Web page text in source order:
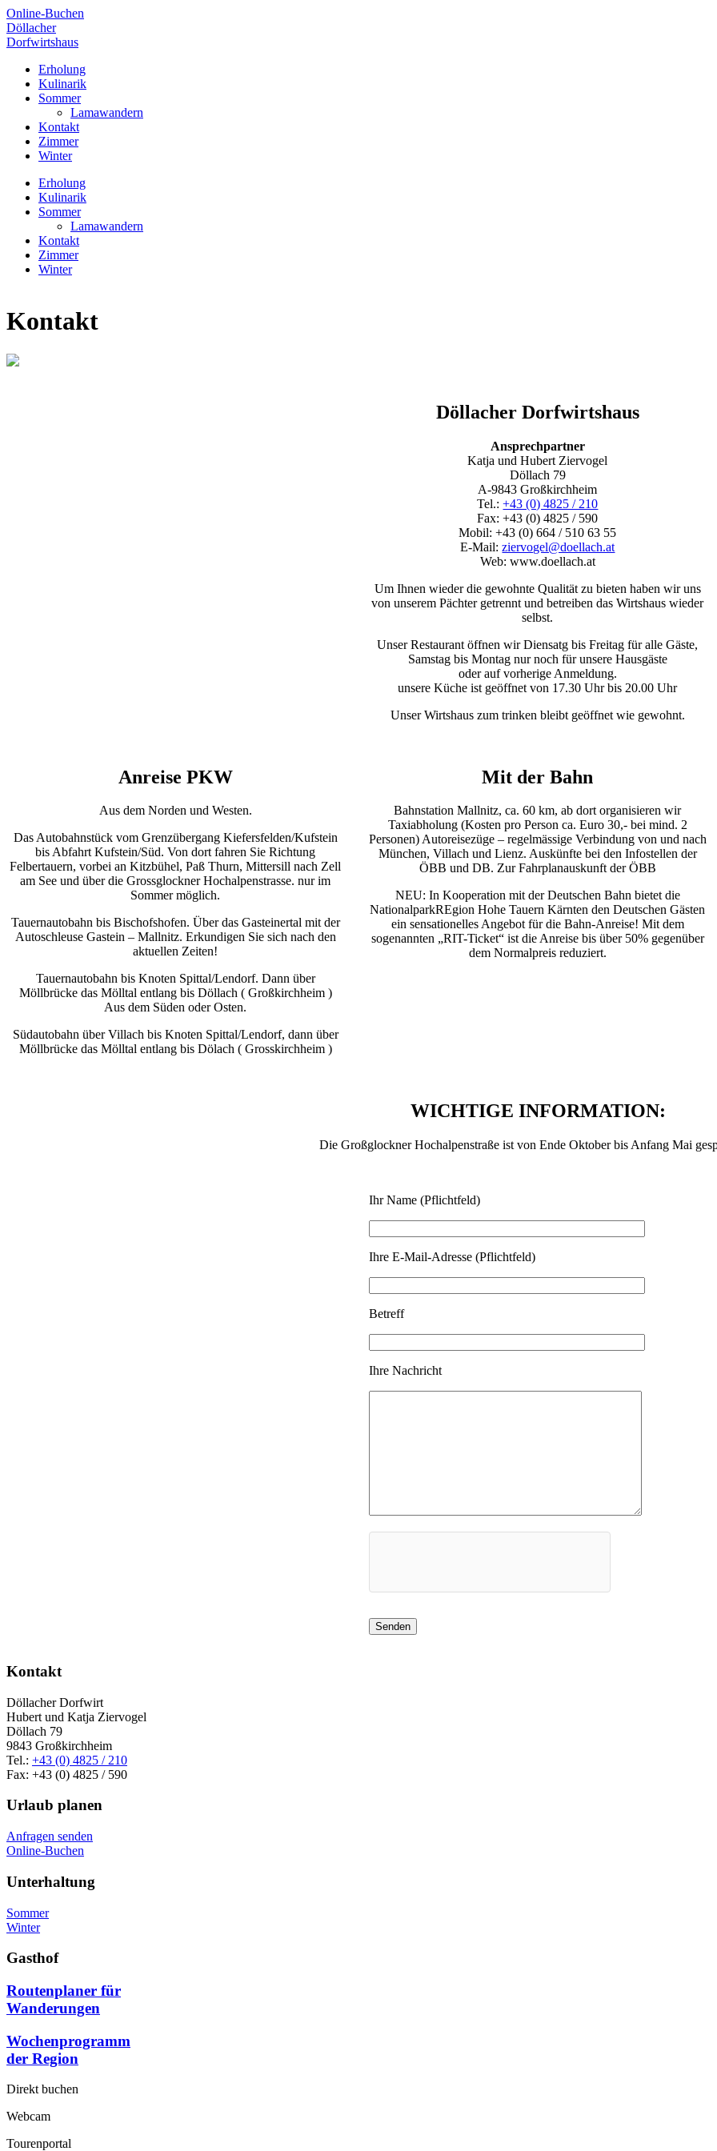
Online-Buchen
Döllacher
Dorfwirtshaus
Erholung
Kulinarik
Sommer
Lamawandern
Kontakt
Zimmer
Winter
Erholung
Kulinarik
Sommer
Lamawandern
Kontakt
Zimmer
Winter
Kontakt
Döllacher Dorfwirtshaus
Ansprechpartner
Katja und Hubert Ziervogel
Döllach 79
A-9843 Großkirchheim
Tel.:+43 (0) 4825 / 210
Fax: +43 (0) 4825 / 590
Mobil: +43 (0) 664 / 510 63 55
E-Mail:ziervogel@doellach.at
Web: www.doellach.at
Um Ihnen wieder die gewohnte Qualität zu bieten haben wir uns
von unserem Pächter getrennt und betreiben das Wirtshaus wieder
selbst.
Unser Restaurant öffnen wir Diensatg bis Freitag für alle Gäste,
Samstag bis Montag nur noch für unsere Hausgäste
oder auf vorherige Anmeldung.
unsere Küche ist geöffnet von 17.30 Uhr bis 20.00 Uhr
Unser Wirtshaus zum trinken bleibt geöffnet wie gewohnt.
Anreise PKW
Aus dem Norden und Westen.
Das Autobahnstück vom Grenzübergang Kiefersfelden/Kufstein
bis Abfahrt Kufstein/Süd. Von dort fahren Sie Richtung
Felbertauern, vorbei an Kitzbühel, Paß Thurn, Mittersill nach Zell
am See und über die Grossglockner Hochalpenstrasse. nur im
Sommer möglich.
Tauernautobahn bis Bischofshofen. Über das Gasteinertal mit der
Autoschleuse Gastein – Mallnitz. Erkundigen Sie sich nach den
aktuellen Zeiten!
Tauernautobahn bis Knoten Spittal/Lendorf. Dann über
Möllbrücke das Mölltal entlang bis Döllach ( Großkirchheim )
Aus dem Süden oder Osten.
Südautobahn über Villach bis Knoten Spittal/Lendorf, dann über
Möllbrücke das Mölltal entlang bis Dölach ( Grosskirchheim )
Mit der Bahn
Bahnstation Mallnitz, ca. 60 km, ab dort organisieren wir
Taxiabholung (Kosten pro Person ca. Euro 30,- bei mind. 2
Personen) Autoreisezüge – regelmässige Verbindung von und nach
München, Villach und Lienz. Auskünfte bei den Infostellen der
ÖBB und DB. Zur Fahrplanauskunft der ÖBB
NEU: In Kooperation mit der Deutschen Bahn bietet die
NationalparkREgion Hohe Tauern Kärnten den Deutschen Gästen
ein sensationelles Angebot für die Bahn-Anreise! Mit dem
sogenannten „RIT-Ticket“ ist die Anreise bis über 50% gegenüber
dem Normalpreis reduziert.
WICHTIGE INFORMATION:
Die Großglockner Hochalpenstraße ist von Ende Oktober bis Anfang Mai
Ihr Name (Pflichtfeld)
Ihre E-Mail-Adresse (Pflichtfeld)
Betreff
Ihre Nachricht
Kontakt
Döllacher Dorfwirt
Hubert und Katja Ziervogel
Döllach 79
9843 Großkirchheim
Tel.: +43 (0) 4825 / 210
Fax: +43 (0) 4825 / 590
Urlaub planen
Anfragen senden
Online-Buchen
Unterhaltung
Sommer
Winter
Gasthof
Routenplaner für
Wanderungen
Wochenprogramm
der Region
Direkt buchen
Webcam
Tourenportal